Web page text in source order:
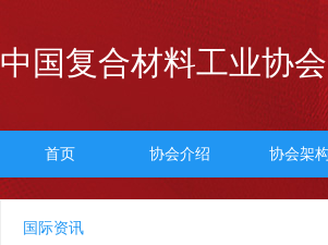
中国复合材料工业协
首页 协会介绍 协会架构
国际资讯